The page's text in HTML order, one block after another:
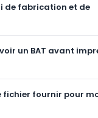
de fabrication et de
un BAT avant
fichier fournir pour